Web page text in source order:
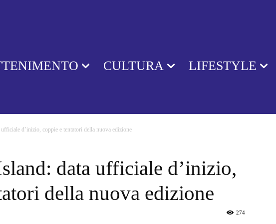
CULTURA LIFESTYLE
d’inizio, coppie e tentatori della nuova edizione
data ufficiale d’inizio,
della nuova edizione
274